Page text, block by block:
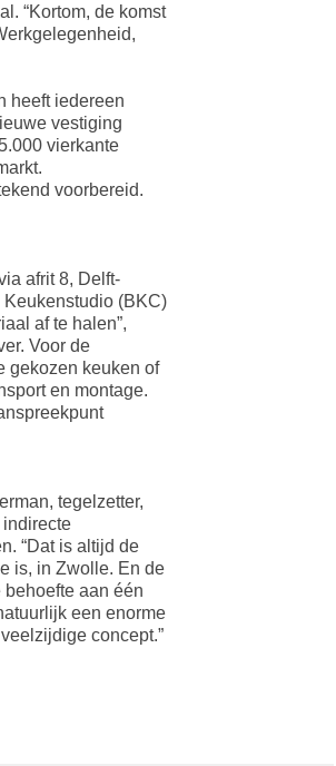
“Kortom, de komst
heeft iedereen
vestiging
vierkante
voorbereid.
afrit 8, Delft-
(BKC)
af te halen”,
Voor de
gekozen keuken of
en montage.
tegelzetter,
indirecte
“Dat is altijd de
is, in Zwolle. En de
aan één
een enorme
concept.”